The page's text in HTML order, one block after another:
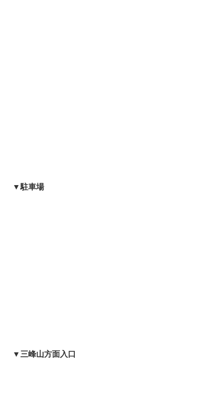
▼駐車場
▼三峰山方面入口